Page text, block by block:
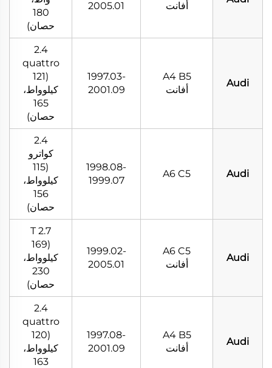
أفانت
2005.01
180
حصان)
Audi
A4 B5
أفانت
1997.03-
2001.09
2.4
quattro
(121
كيلوواط،
165
حصان)
Audi
A6 C5
1998.08-
1999.07
2.4
كواترو
(115
كيلوواط،
156
حصان)
Audi
A6 C5
أفانت
1999.02-
2005.01
2.7 T
(169
كيلوواط،
230
حصان)
Audi
A4 B5
أفانت
1997.08-
2001.09
2.4
quattro
(120
كيلوواط،
163